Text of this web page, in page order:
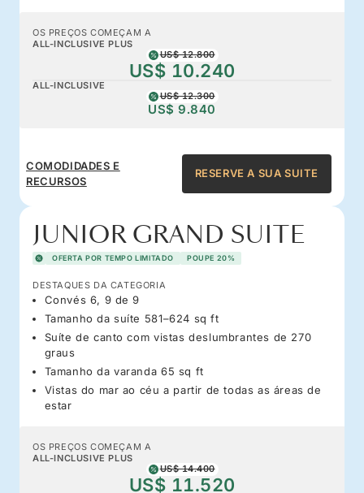
OS PREÇOS COMEÇAM A
ALL-INCLUSIVE PLUS
US$ 12.800
US$ 10.240
ALL-INCLUSIVE
US$ 12.300
US$ 9.840
COMODIDADES E
RECURSOS
RESERVE A SUA SUITE
JUNIOR GRAND SUITE
OFERTA POR TEMPO LIMITADO POUPE 20%
DESTAQUES DA CATEGORIA
Convés 6, 9 de 9
Tamanho da suíte 581–624 sq ft
Suíte de canto com vistas deslumbrantes de 270
graus
Tamanho da varanda 65 sq ft
Vistas do mar ao céu a partir de todas as áreas de
estar
OS PREÇOS COMEÇAM A
ALL-INCLUSIVE PLUS
US$ 14.400
US$ 11.520